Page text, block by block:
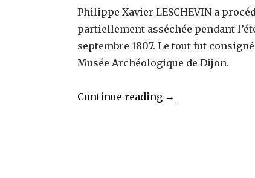
Philippe Xavier LESCHEVIN a
partiellement asséchée pendant
septembre 1807. Le tout fut
Musée Archéologique de Dijon.
Continue reading « LESCHEVIN
→